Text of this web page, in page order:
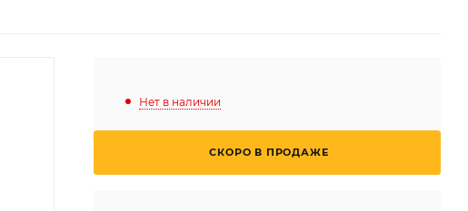
Нет в наличии
СКОРО В ПРОДАЖЕ